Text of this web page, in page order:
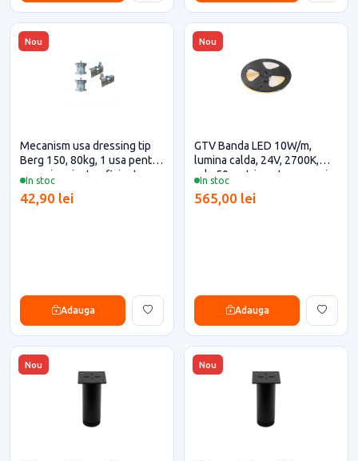
Nou
In stoc
Mecanism usa dressing tip
Berg 150, 80kg, 1 usa pentru
casa si proiecte eficiente
42,90 lei
Adauga
Nou
In stoc
GTV Banda LED 10W/m,
lumina calda, 24V, 2700K,
rola 50 metri pentru casa si
565,00 lei
Adauga
Nou Nou